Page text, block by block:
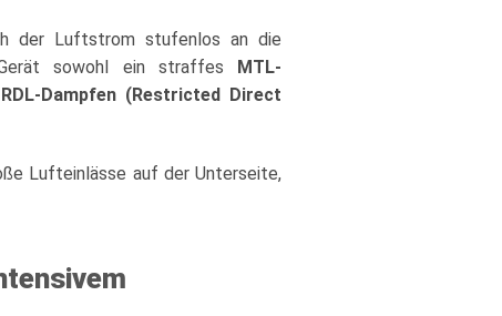
der Luftstrom stufenlos an die
sowohl ein straffes
MTL-
RDL-Dampfen (Restricted Direct
Lufteinlässe auf der Unterseite,